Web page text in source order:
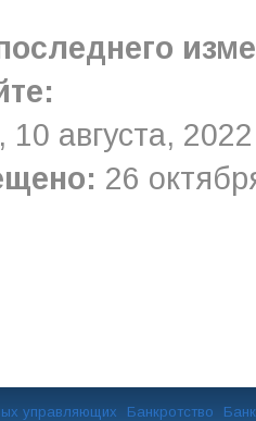
10 августа,
26
управляющих Банкротство